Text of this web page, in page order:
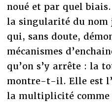
noué et par quel
la singularité du nom
qui, sans doute,
mécanismes
qu’on s’y arrête : la
montre-t-il. Elle est
la multiplicité comme